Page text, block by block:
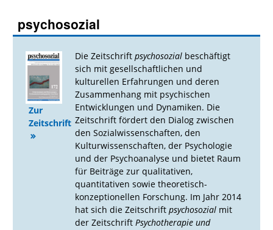
psychosozial
Zur
Zeitschrift
Die Zeitschrift psychosozialbeschäftigt
sich mit gesellschaftlichen und
kulturellen Erfahrungen und deren
Zusammenhang mit psychischen
Entwicklungen und Dynamiken. Die
Zeitschrift fördert den Dialog zwischen
den Sozialwissenschaften, den
Kulturwissenschaften, der Psychologie
und der Psychoanalyse und bietet Raum
für Beiträge zur qualitativen,
quantitativen sowie theoretisch-
konzeptionellen Forschung. Im Jahr 2014
hat sich die Zeitschrift psychosozialmit
der Zeitschrift Psychotherapie und